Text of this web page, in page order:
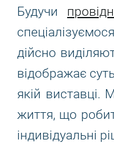
Будучи
дійсно
відображає
якій виставці.
життя, що
індивідуальні